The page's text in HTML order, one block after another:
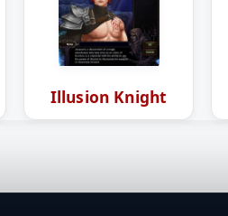
Illusion Knight